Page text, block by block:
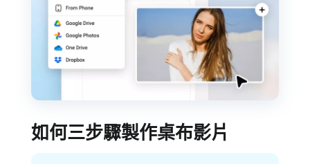
如何三步驟製作桌布影片